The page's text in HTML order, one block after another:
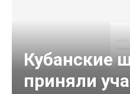
Кубанские
приняли